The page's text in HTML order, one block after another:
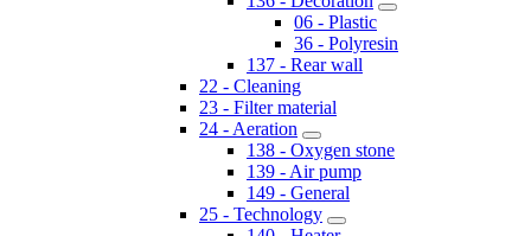
06 - Plastic
36 - Polyresin
137 - Rear wall
22 - Cleaning
23 - Filter material
24 - Aeration
138 - Oxygen stone
139 - Air pump
149 - General
25 - Technology